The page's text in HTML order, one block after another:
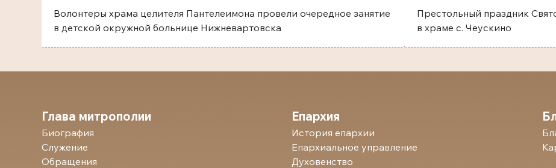
Волонтеры храма целителя Пантелеимона провели очередное занятие
в детской окружной больнице Нижневартовска
Престольный праздник Святого
в храме с. Чеускино
Глава митрополии
Биография
Служение
Обращения
Епархия
История епархии
Епархиальное управление
Духовенство